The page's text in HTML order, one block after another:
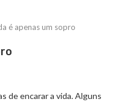
é apenas um sopro
de encarar a vida. Alguns